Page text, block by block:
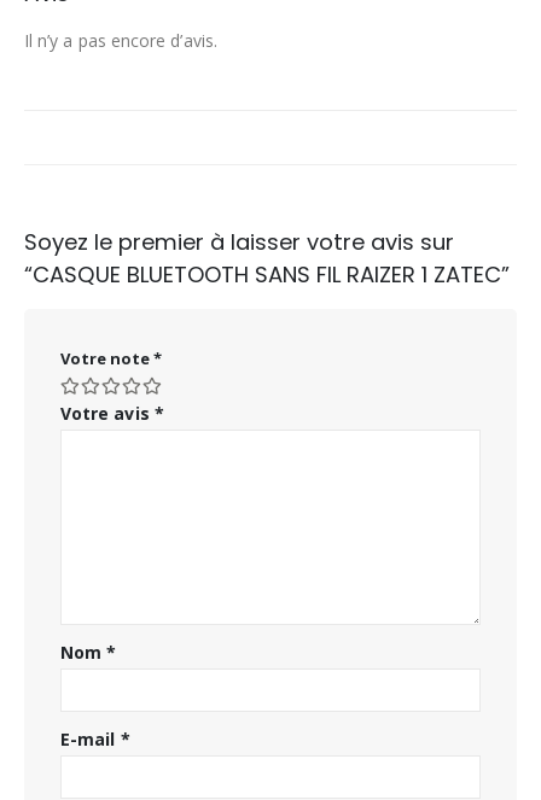
Il n’y a pas encore d’avis.
Soyez le premier à laisser votre avis sur
“CASQUE BLUETOOTH SANS FIL RAIZER 1 ZATEC”
Votre note*
Votre avis *
Nom*
E-mail *